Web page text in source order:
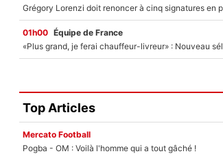
01h00 Équipe de France
Top Articles
Mercato Football
Pogba - OM : Voilà l'homme qui a tout gâché !